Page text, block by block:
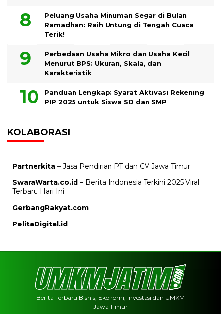
Peluang Usaha Minuman Segar di Bulan
Ramadhan: Raih Untung di Tengah Cuaca
Terik!
Perbedaan Usaha Mikro dan Usaha Kecil
Menurut BPS: Ukuran, Skala, dan
Karakteristik
Panduan Lengkap: Syarat Aktivasi Rekening
PIP 2025 untuk Siswa SD dan SMP
KOLABORASI
Partnerkita – Jasa Pendirian PT dan CV Jawa Timur
SwaraWarta.co.id – Berita Indonesia Terkini 2025 Viral
Terbaru Hari Ini
GerbangRakyat.com
PelitaDigital.id
Berita Terbaru Bisnis, Ekonomi, Investasi dan UMKM
Jawa Timur